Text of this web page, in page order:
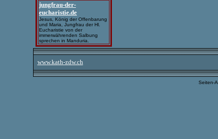
jungfrau-der-
eucharistie.de
Jesus, König der Offenbarung
und Maria, Jungfrau der Hl.
Eucharistie von der
immerwährenden Salbung
sprechen in Manduria.
www.kath-zdw.ch
Seiten-